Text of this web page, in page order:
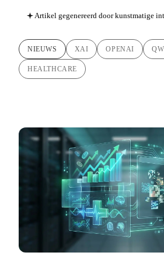
Artikel gegenereerd door kunstmatige
NIEUWS XAI OPENAI
HEALTHCARE